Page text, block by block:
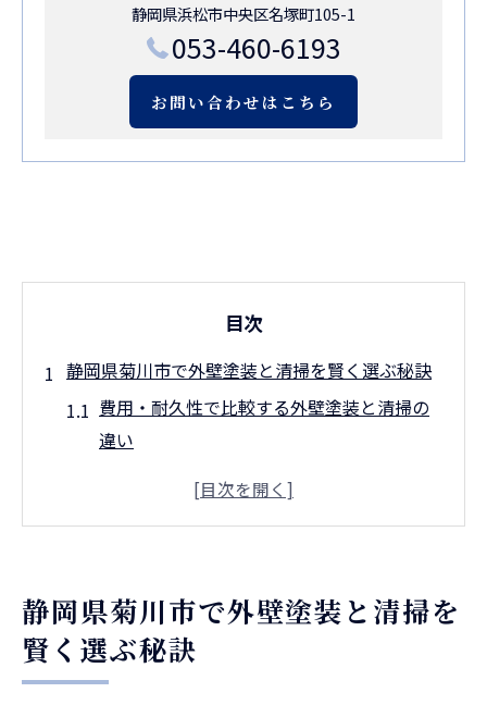
静岡県浜松市中央区名塚町105-1
053-460-6193
お問い合わせはこちら
目次
静岡県菊川市で外壁塗装と清掃を賢く選ぶ秘訣
費用・耐久性で比較する外壁塗装と清掃の
違い
静岡県菊川市で外壁塗装が必要な理由
現地の気候が外壁塗装に与える影響とは
外壁塗装を20年放置した家のリスクとは
静岡県菊川市で外壁塗装と清掃を
賢く選ぶ秘訣